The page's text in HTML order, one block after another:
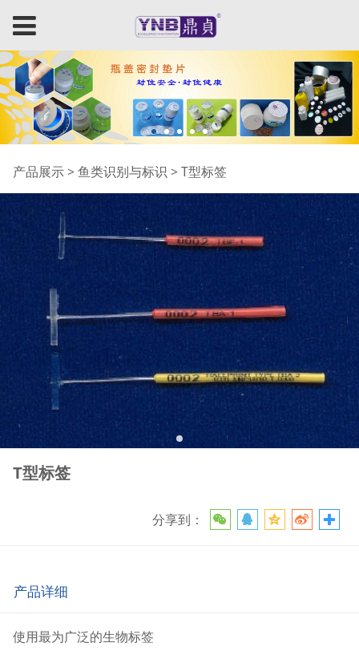
T型标签
产品展示> 鱼类识别与标识 > T型标签
T型标签
分享到：
产品详细
使用最为广泛的生物标签